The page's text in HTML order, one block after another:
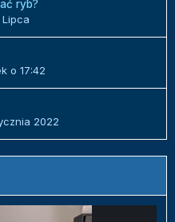
ryb?
Lipca
o 17:42
2022